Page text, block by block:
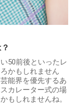
50前後といったレ
かもしれません
能界を優先するあ
カレーター式の場
もしれませんね。